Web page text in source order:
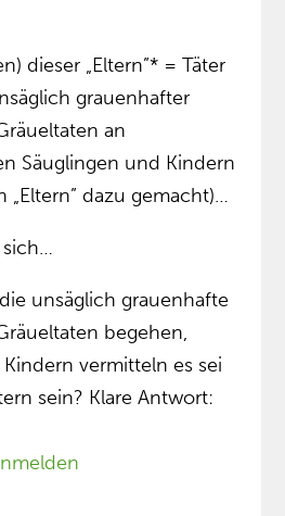
dieser „Eltern”* = Täter
grauenhafter
an
Säuglingen und Kindern
„Eltern” dazu gemacht)…
sich…
unsäglich grauenhafte
begehen,
vermitteln es sei
sein? Klare Antwort: